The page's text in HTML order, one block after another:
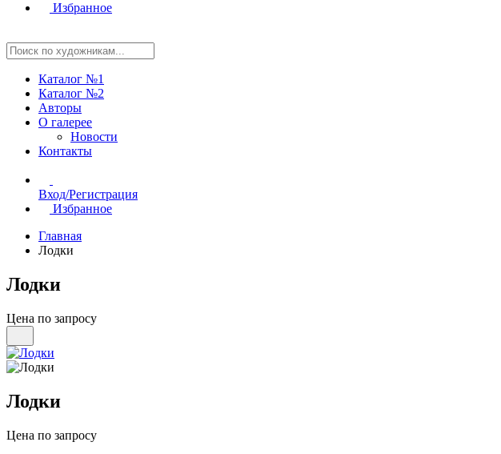
Избранное
Каталог №1
Каталог №2
Авторы
О галерее
Новости
Контакты
Вход/Регистрация
Избранное
Главная
Лодки
Лодки
Цена по запросу
Лодки
Цена по запросу